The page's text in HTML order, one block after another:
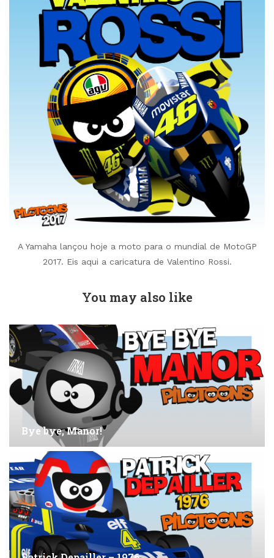
A Yamaha lançou hoje a moto para o mundial de MotoGP
2017. Eis aqui a caricatura de Valentino Rossi.
You may also like
Bye bye, Manor!